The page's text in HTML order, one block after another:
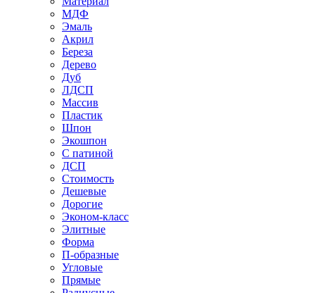
МДФ
Эмаль
Акрил
Береза
Дерево
Дуб
ЛДСП
Массив
Пластик
Шпон
Экошпон
С патиной
ДСП
Стоимость
Дешевые
Дорогие
Эконом-класс
Элитные
Форма
П-образные
Угловые
Прямые